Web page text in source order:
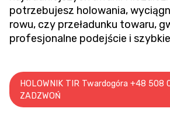
potrzebujesz holowania,
rowu, czy przeładunku towaru,
profesjonalne podejście i szybkie
HOLOWNIK TIR Twardogóra +48 508
ZADZWOŃ